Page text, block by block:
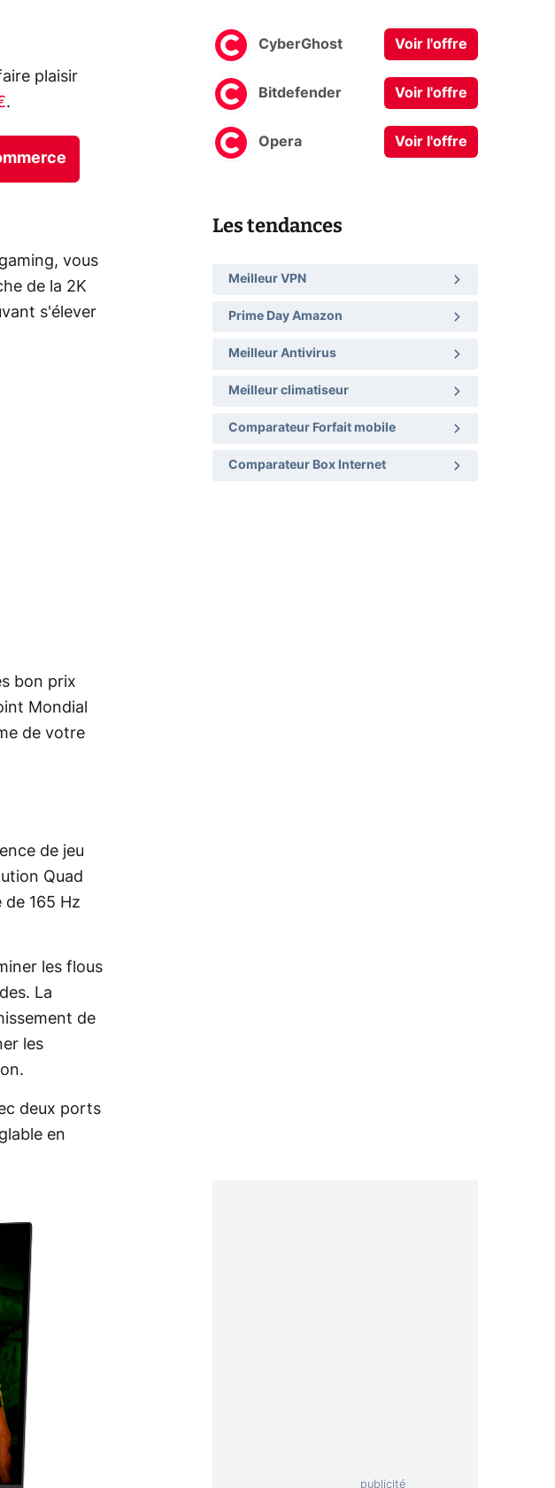
plaisir
.
vous
de la 2K
s'élever
bon prix
Mondial
de votre
de jeu
Quad
165 Hz
les flous
La
de
les
deux ports
en
CyberGhost Voir l'offre
Bitdefender Voir l'offre
Opera Voir l'offre
Les tendances
Meilleur VPN
Prime Day Amazon
Meilleur Antivirus
Meilleur climatiseur
Comparateur Forfait mobile
Comparateur Box Internet